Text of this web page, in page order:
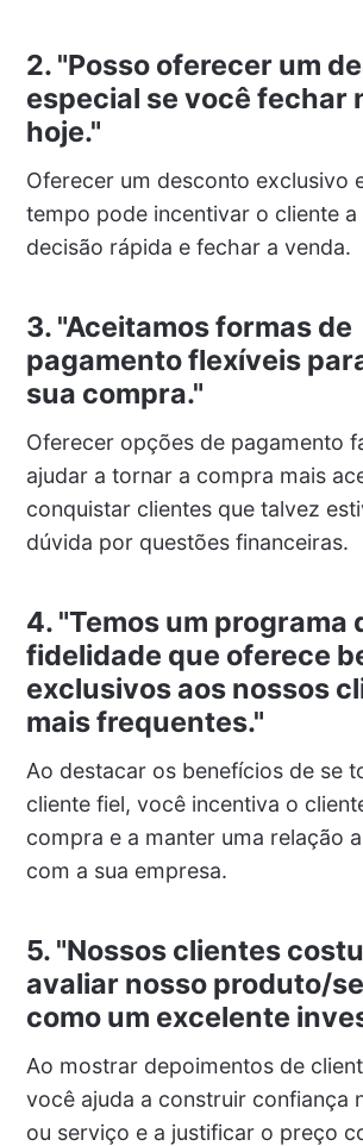
2. "Posso oferecer um
especial se você fechar
hoje."
Oferecer um desconto exclusivo
tempo pode incentivar o cliente a
decisão rápida e fechar a venda.
3. "Aceitamos formas de
pagamento flexíveis
sua compra."
Oferecer opções de pagamento
ajudar a tornar a compra mais
conquistar clientes que talvez
dúvida por questões financeiras.
4. "Temos um programa
fidelidade que oferece
exclusivos aos nossos
mais frequentes."
Ao destacar os benefícios de se
cliente fiel, você incentiva o
compra e a manter uma relação
com a sua empresa.
5. "Nossos clientes
avaliar nosso produto/
como um excelente
Ao mostrar depoimentos de
você ajuda a construir confiança
ou serviço e a justificar o preço